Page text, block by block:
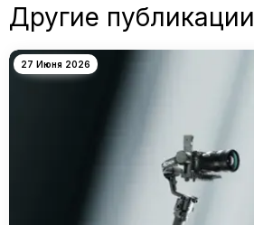
Другие публикации
27 Июня 2026